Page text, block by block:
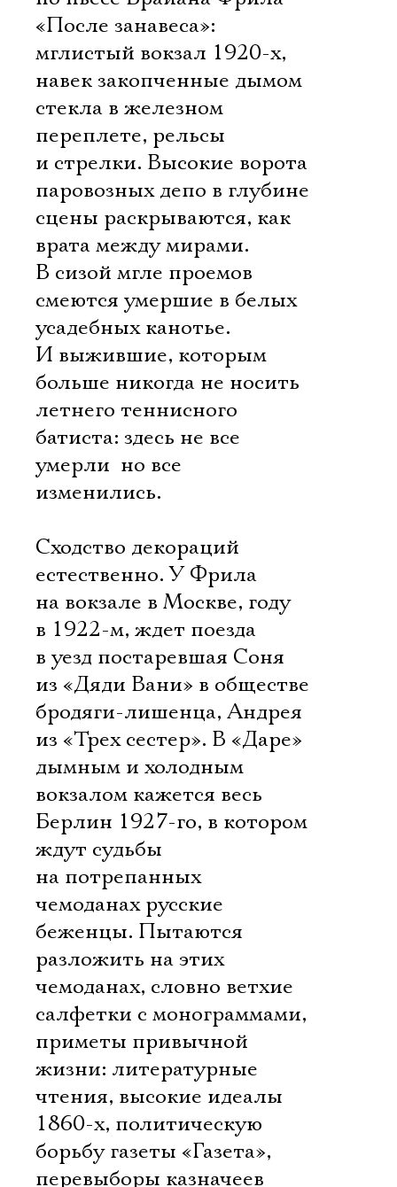
«После занавеса»:
мглистый вокзал 1920-х,
навек закопченные дымом
стекла в железном
переплете, рельсы
и стрелки. Высокие ворота
паровозных депо в глубине
сцены раскрываются, как
врата между мирами.
В сизой мгле проемов
смеются умершие в белых
усадебных канотье.
И выжившие, которым
больше никогда не носить
летнего теннисного
батиста: здесь не все
умерли  но все
изменились.
Сходство декораций
естественно. У Фрила
на вокзале в Москве, году
в 1922-м, ждет поезда
в уезд постаревшая Соня
из «Дяди Вани» в обществе
бродяги-лишенца, Андрея
из «Трех сестер». В «Даре»
дымным и холодным
вокзалом кажется весь
Берлин 1927-го, в котором
ждут судьбы
на потрепанных
чемоданах русские
беженцы. Пытаются
разложить на этих
чемоданах, словно ветхие
салфетки с монограммами,
приметы привычной
жизни: литературные
чтения, высокие идеалы
1860-х, политическую
борьбу газеты «Газета»,
перевыборы казначеев